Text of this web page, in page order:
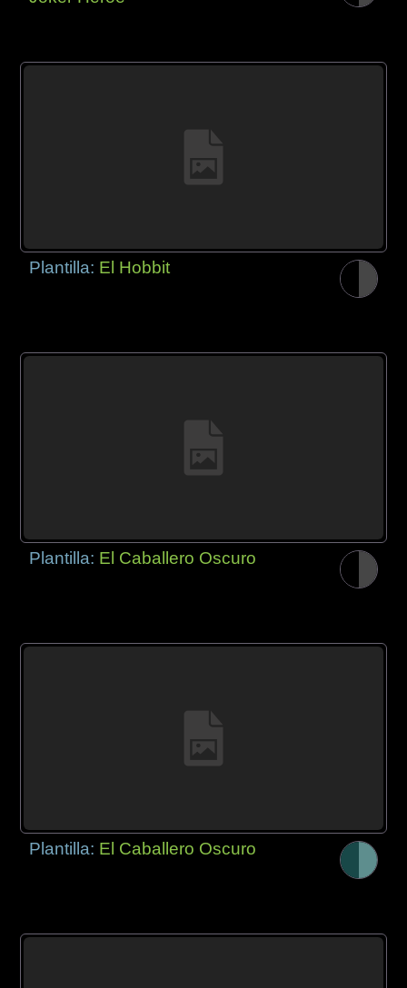
Plantilla: El Hobbit
Plantilla: El Caballero Oscuro
Plantilla: El Caballero Oscuro